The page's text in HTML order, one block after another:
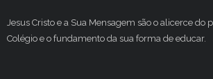
Jesus Cristo e a Sua Mensagem são o alicerce do
Colégio e o fundamento da sua forma de educar.